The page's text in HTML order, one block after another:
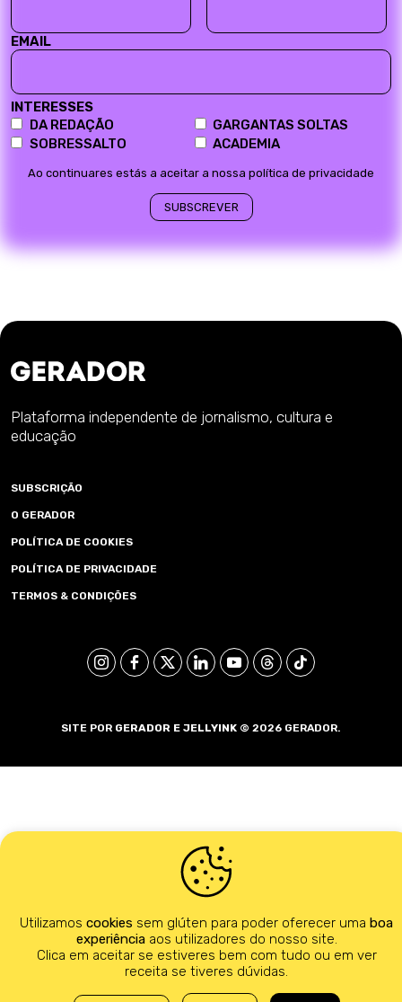
EMAIL
INTERESSES
DA REDAÇÃO
SOBRESSALTO
GARGANTAS SOLTAS
ACADEMIA
Ao continuares estás a aceitar a nossa política de privacidade
Plataforma independente de jornalismo, cultura e
educação
SUBSCRIÇÃO
O GERADOR
POLÍTICA DE COOKIES
POLÍTICA DE PRIVACIDADE
TERMOS & CONDIÇÕES
SITE POR GERADOR E JELLYINK © 2026 GERADOR.
Utilizamos cookies sem glúten para poder oferecer uma boa
experiênciaaos utilizadores do nosso site.
Clica em aceitar se estiveres bem com tudo ou em ver
receita se tiveres dúvidas.